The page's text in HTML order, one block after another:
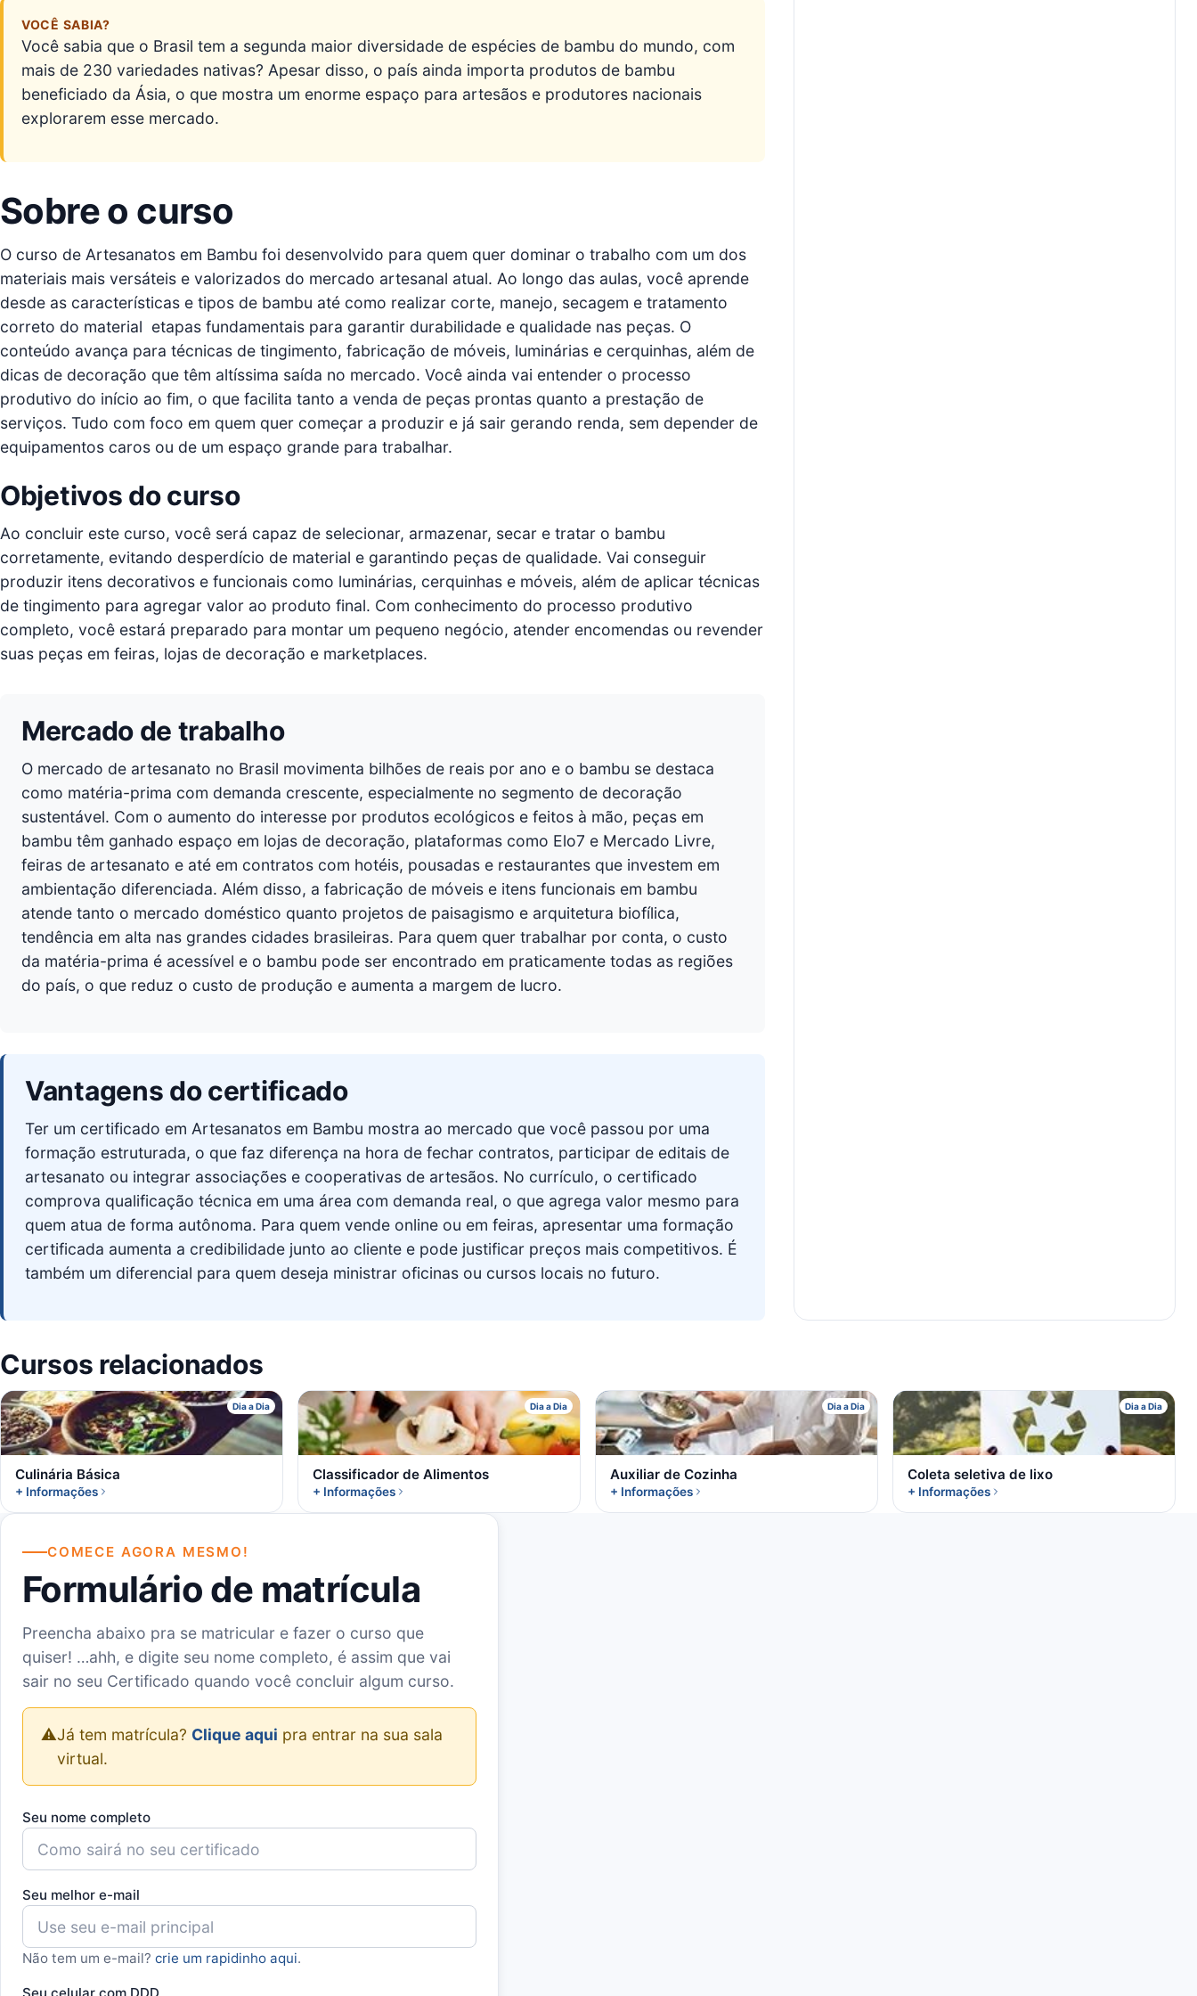
VOCÊ SABIA?
Você sabia que o Brasil tem a segunda maior diversidade de espécies de bambu do mundo, com
mais de 230 variedades nativas? Apesar disso, o país ainda importa produtos de bambu
beneficiado da Ásia, o que mostra um enorme espaço para artesãos e produtores nacionais
explorarem esse mercado.
Sobre o curso
O curso de Artesanatos em Bambu foi desenvolvido para quem quer dominar o trabalho com um dos
materiais mais versáteis e valorizados do mercado artesanal atual. Ao longo das aulas, você aprende
desde as características e tipos de bambu até como realizar corte, manejo, secagem e tratamento
correto do material  etapas fundamentais para garantir durabilidade e qualidade nas peças. O
conteúdo avança para técnicas de tingimento, fabricação de móveis, luminárias e cerquinhas, além de
dicas de decoração que têm altíssima saída no mercado. Você ainda vai entender o processo
produtivo do início ao fim, o que facilita tanto a venda de peças prontas quanto a prestação de
serviços. Tudo com foco em quem quer começar a produzir e já sair gerando renda, sem depender de
equipamentos caros ou de um espaço grande para trabalhar.
Objetivos do curso
Ao concluir este curso, você será capaz de selecionar, armazenar, secar e tratar o bambu
corretamente, evitando desperdício de material e garantindo peças de qualidade. Vai conseguir
produzir itens decorativos e funcionais como luminárias, cerquinhas e móveis, além de aplicar técnicas
de tingimento para agregar valor ao produto final. Com conhecimento do processo produtivo
completo, você estará preparado para montar um pequeno negócio, atender encomendas ou revender
suas peças em feiras, lojas de decoração e marketplaces.
Mercado de trabalho
O mercado de artesanato no Brasil movimenta bilhões de reais por ano e o bambu se destaca
como matéria-prima com demanda crescente, especialmente no segmento de decoração
sustentável. Com o aumento do interesse por produtos ecológicos e feitos à mão, peças em
bambu têm ganhado espaço em lojas de decoração, plataformas como Elo7 e Mercado Livre,
feiras de artesanato e até em contratos com hotéis, pousadas e restaurantes que investem em
ambientação diferenciada. Além disso, a fabricação de móveis e itens funcionais em bambu
atende tanto o mercado doméstico quanto projetos de paisagismo e arquitetura biofílica,
tendência em alta nas grandes cidades brasileiras. Para quem quer trabalhar por conta, o custo
da matéria-prima é acessível e o bambu pode ser encontrado em praticamente todas as regiões
do país, o que reduz o custo de produção e aumenta a margem de lucro.
Vantagens do certificado
Ter um certificado em Artesanatos em Bambu mostra ao mercado que você passou por uma
formação estruturada, o que faz diferença na hora de fechar contratos, participar de editais de
artesanato ou integrar associações e cooperativas de artesãos. No currículo, o certificado
comprova qualificação técnica em uma área com demanda real, o que agrega valor mesmo para
quem atua de forma autônoma. Para quem vende online ou em feiras, apresentar uma formação
certificada aumenta a credibilidade junto ao cliente e pode justificar preços mais competitivos. É
também um diferencial para quem deseja ministrar oficinas ou cursos locais no futuro.
Cursos relacionados
Dia a Dia
C
Culinária Básica
+ Informações
Dia a Dia
C
Classificador de Alimentos
+ Informações
Dia a Dia
A
Auxiliar de Cozinha
+ Informações
Dia a Dia
C
Coleta seletiva de lixo
+ Informações
COMECE AGORA MESMO!
Formulário de matrícula
Preencha abaixo pra se matricular e fazer o curso que
quiser! …ahh, e digite seu nome completo, é assim que vai
sair no seu Certificado quando você concluir algum curso.
⚠️Já tem matrícula? Clique aqui pra entrar na sua sala
virtual.
Seu nome completo
Seu melhor e-mail
Não tem um e-mail? crie um rapidinho aqui.